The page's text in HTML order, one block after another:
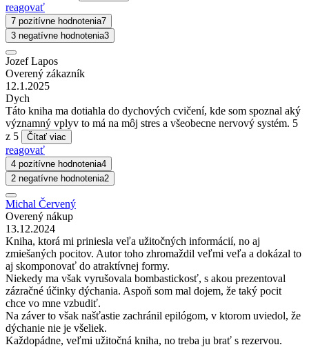
reagovať
7 pozitívne hodnotenia7
3 negatívne hodnotenia3
Jozef Lapos
Overený zákazník
12.1.2025
Dych
Táto kniha ma dotiahla do dychových cvičení, kde som spoznal aký
významný vplyv to má na môj stres a všeobecne nervový systém. 5
z 5
Čítať viac
reagovať
4 pozitívne hodnotenia4
2 negatívne hodnotenia2
Michal Červený
Overený nákup
13.12.2024
Kniha, ktorá mi priniesla veľa užitočných informácií, no aj
zmiešaných pocitov. Autor toho zhromaždil veľmi veľa a dokázal to
aj skomponovať do atraktívnej formy.
Niekedy ma však vyrušovala bombastickosť, s akou prezentoval
zázračné účinky dýchania. Aspoň som mal dojem, že taký pocit
chce vo mne vzbudiť.
Na záver to však našťastie zachránil epilógom, v ktorom uviedol, že
dýchanie nie je všeliek.
Každopádne, veľmi užitočná kniha, no treba ju brať s rezervou.